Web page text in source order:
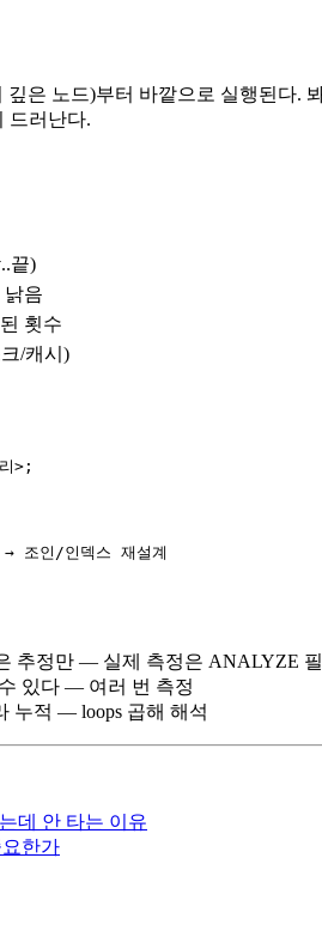
깊은 노드)부터 바깥으로 실행된다.
드러난다.
끝)
낡음
횟수
/캐시)
>;
인/인덱스 재설계
추정만 — 실제 측정은 ANALYZE
있다 — 여러 번 측정
누적 — loops 곱해 해석
데 안 타는 이유
한가